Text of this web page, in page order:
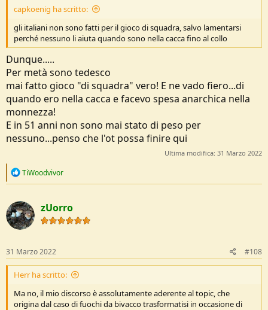
capkoenig ha scritto:
gli italiani non sono fatti per il gioco di squadra, salvo lamentarsi
perché nessuno li aiuta quando sono nella cacca fino al collo
Dunque.....
Per metà sono tedesco
mai fatto gioco "di squadra" vero! E ne vado fiero...di
quando ero nella cacca e facevo spesa anarchica nella
monnezza!
E in 51 anni non sono mai stato di peso per
nessuno...penso che l'ot possa finire qui
Ultima modifica: 31 Marzo 2022
R
c
t
i
o
s
:
TiWoodvivor
zUorro
31 Marzo 2022 #108
Herr ha scritto:
Ma no, il mio discorso è assolutamente aderente al topic, che
origina dal caso di fuochi da bivacco trasformatisi in occasione di